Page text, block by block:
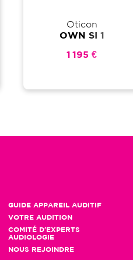
Oticon
OWN SI 1
1 195 €
GUIDE APPAREIL AUDITIF
VOTRE AUDITION
COMITÉ D'EXPERTS
AUDIOLOGIE
NOUS REJOINDRE